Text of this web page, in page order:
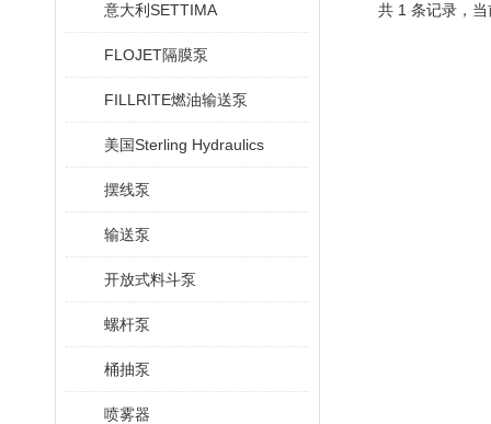
意大利SETTIMA
FLOJET隔膜泵
FILLRITE燃油输送泵
美国Sterling Hydraulics
摆线泵
输送泵
开放式料斗泵
螺杆泵
桶抽泵
喷雾器
共 1 条记录，